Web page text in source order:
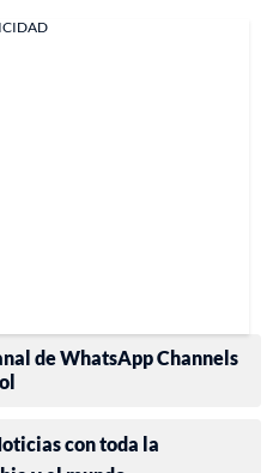
de WhatsApp Channels
con toda la